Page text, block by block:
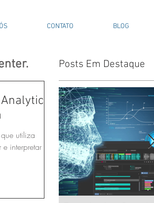
CONTATO BLOG
utiliza
interpretar a
Posts Em Destaque